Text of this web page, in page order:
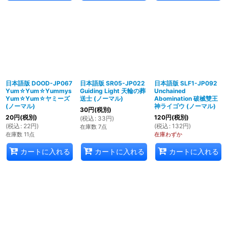
日本語版 DOOD-JP067
Yum☆Yum☆Yummys
Yum☆Yum☆ヤミーズ
(ノーマル)
20円(税別)
(税込 : 22円)
在庫数 11点
カートに入れる
日本語版 SR05-JP022
Guiding Light 天輪の葬
送士 (ノーマル)
30円(税別)
(税込 : 33円)
在庫数 7点
カートに入れる
日本語版 SLF1-JP092
Unchained
Abomination 破械雙王
神ライゴウ (ノーマル)
120円(税別)
(税込 : 132円)
在庫わずか
カートに入れる